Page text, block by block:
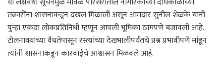
तक्रारींना शासनाकडून दखल मिळाली असून आमदार सुनील शेळके यांनी
पुन्हा एकदा लोकप्रतिनिधी म्हणून आपली भूमिका ठामपणे बजावली आहे.
टोलनाक्यांच्या वैधतेपासून रस्त्यांच्या देखभालीपर्यंतचे प्रश्न प्रभावीपणे मांडून
त्यांनी शासनाकडून कारवाईचे आश्वासन मिळवले आहे.